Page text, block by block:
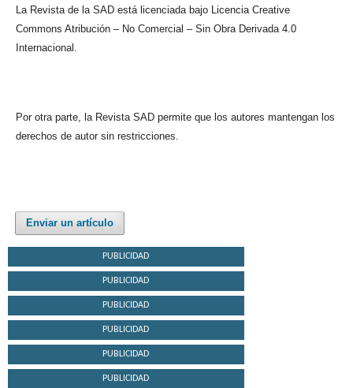
La Revista de la SAD está licenciada bajo Licencia Creative
Commons Atribución – No Comercial – Sin Obra Derivada 4.0
Internacional.
Por otra parte, la Revista SAD permite que los autores mantengan los
derechos de autor sin restricciones.
Enviar un artículo
PUBLICIDAD
PUBLICIDAD
PUBLICIDAD
PUBLICIDAD
PUBLICIDAD
PUBLICIDAD